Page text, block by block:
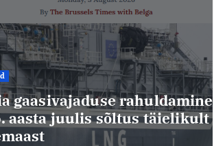
rahuldamine
juulis sõltus täielikult